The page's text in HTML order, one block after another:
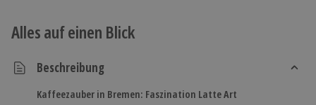
Alles auf einen Blick
Beschreibung
Kaffeezauber in Bremen: Faszination Latte Art